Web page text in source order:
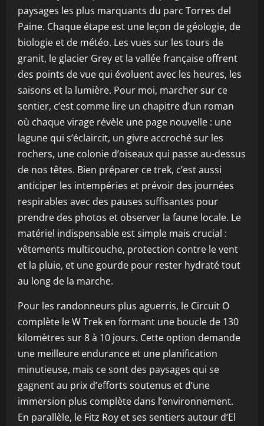
paysages les plus marquants du parc Torres del
Paine. Chaque étape est une leçon de géologie, de
biologie et de météo. Les vues sur les tours de
granit, le glacier Grey et la vallée française offrent
des points de vue qui évoluent avec les heures, les
saisons et la lumière. Pour moi, marcher sur ce
sentier, c’est comme lire un chapitre d’un roman
où chaque virage révèle une page nouvelle : une
lagune qui s’éclaircit, un givre accroché sur les
rochers, une colonie d’oiseaux qui passe au-dessus
de nos têtes. Bien préparer ce trek, c’est aussi
anticiper les intempéries et prévoir des journées
respirables avec des pauses suffisantes pour
prendre des photos et observer la faune locale. Le
matériel indispensable est simple mais crucial :
vêtements multicouche, protection contre le vent
et la pluie, et une gourde pour rester hydraté tout
au long de la marche.
Pour les randonneurs plus aguerris, le Circuit O
complète le W Trek en formant une boucle de 130
kilomètres sur 8 à 10 jours. Cette option demande
une meilleure endurance et une planification
minutieuse, mais ce sont des paysages qui se
gagnent au prix d’efforts soutenus et d’une
immersion plus complète dans l’environnement.
En parallèle, le Fitz Roy et ses sentiers autour d’El